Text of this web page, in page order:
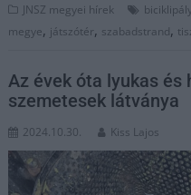
JNSZ megyei hírek
megye, játszótér, szabadstrand,
Az évek óta lyukas
szemetesek látványa
2024.10.30. Kiss Lajos